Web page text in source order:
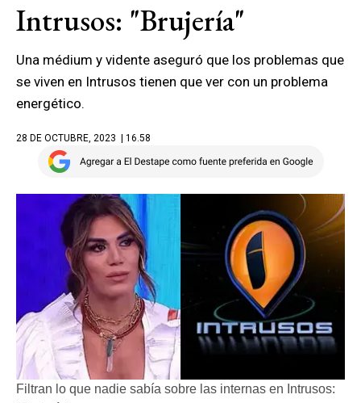
Intrusos: "Brujería"
Una médium y vidente aseguró que los problemas que
se viven en Intrusos tienen que ver con un problema
energético.
28 DE OCTUBRE, 2023 | 16.58
Filtran lo que nadie sabía sobre las internas en Intrusos: